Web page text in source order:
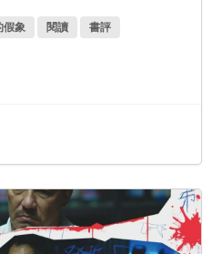
假象 閱讀 書評